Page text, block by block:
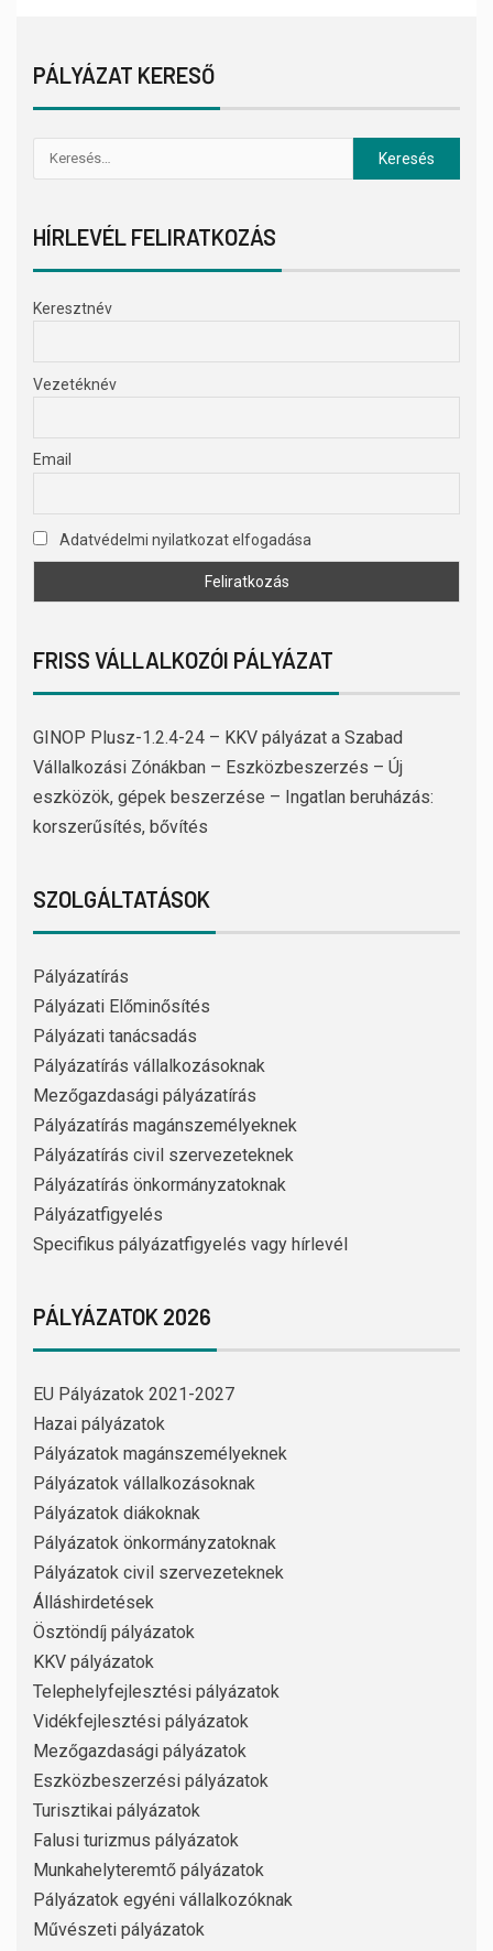
PÁLYÁZAT KERESŐ
HÍRLEVÉL FELIRATKOZÁS
Keresztnév
Vezetéknév
Email
Adatvédelmi nyilatkozat elfogadása
FRISS VÁLLALKOZÓI PÁLYÁZAT
GINOP Plusz-1.2.4-24 – KKV pályázat a Szabad
Vállalkozási Zónákban – Eszközbeszerzés – Új
eszközök, gépek beszerzése – Ingatlan beruházás:
korszerűsítés, bővítés
SZOLGÁLTATÁSOK
Pályázatírás
Pályázati Előminősítés
Pályázati tanácsadás
Pályázatírás vállalkozásoknak
Mezőgazdasági pályázatírás
Pályázatírás magánszemélyeknek
Pályázatírás civil szervezeteknek
Pályázatírás önkormányzatoknak
Pályázatfigyelés
Specifikus pályázatfigyelés vagy hírlevél
PÁLYÁZATOK 2026
EU Pályázatok 2021-2027
Hazai pályázatok
Pályázatok magánszemélyeknek
Pályázatok vállalkozásoknak
Pályázatok diákoknak
Pályázatok önkormányzatoknak
Pályázatok civil szervezeteknek
Álláshirdetések
Ösztöndíj pályázatok
KKV pályázatok
Telephelyfejlesztési pályázatok
Vidékfejlesztési pályázatok
Mezőgazdasági pályázatok
Eszközbeszerzési pályázatok
Turisztikai pályázatok
Falusi turizmus pályázatok
Munkahelyteremtő pályázatok
Pályázatok egyéni vállalkozóknak
Művészeti pályázatok